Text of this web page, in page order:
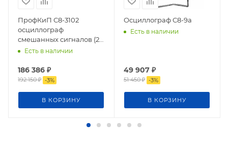
ПрофКиП С8-3102
осциллограф
смешанных сигналов (2
канала, 0 МГц … 100 МГц)
Есть в наличии
186 386 ₽
192 150₽ -3%
В КОРЗИНУ
Осциллограф С8-9а
Есть в наличии
49 907 ₽
51 450₽ -3%
В КОРЗИНУ